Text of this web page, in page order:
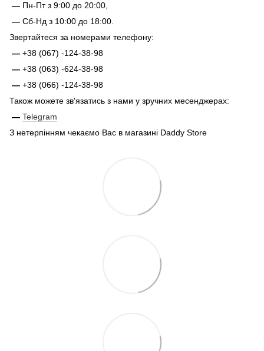
— Пн-Пт з 9:00 до 20:00,
— Сб-Нд з 10:00 до 18:00.
Звертайтеся за номерами телефону:
— +38 (067) -124-38-98
— +38 (063) -624-38-98
— +38 (066) -124-38-98
Також можете зв'язатись з нами у зручних месенджерах:
— Telegram
З нетерпінням чекаємо Вас в магазині Daddy Store